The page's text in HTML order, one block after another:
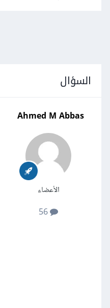
السؤال
Ahmed M Abbas
الأعضاء